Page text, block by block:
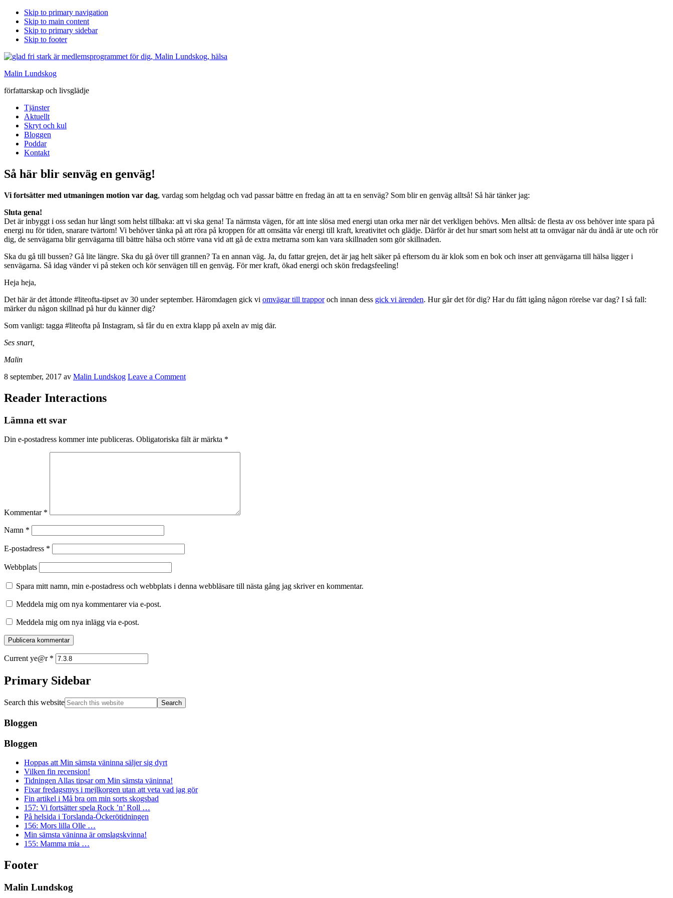
Skip to primary navigation
Skip to main content
Skip to primary sidebar
Skip to footer
Malin Lundskog
författarskap och livsglädje
Tjänster
Aktuellt
Skryt och kul
Bloggen
Poddar
Kontakt
Så här blir senväg en genväg!
Vi fortsätter med utmaningen motion var dag, vardag som helgdag och vad passar bättre en fredag än att ta en senväg? Som blir en genväg alltså! Så här tänker jag:
Sluta gena!
Det är inbyggt i oss sedan hur långt som helst tillbaka: att vi ska gena! Ta närmsta vägen, för att inte slösa med energi utan orka mer när det verkligen behövs. Men alltså: de flesta av oss behöver inte spara på
energi nu för tiden, snarare tvärtom! Vi behöver tänka på att röra på kroppen för att omsätta vår energi till kraft, kreativitet och glädje. Därför är det hur smart som helst att ta omvägar när du ändå är ute och rör
dig, de senvägarna blir genvägarna till bättre hälsa och större vana vid att gå de extra metrarna som kan vara skillnaden som gör skillnaden.
Ska du gå till bussen? Gå lite längre. Ska du gå över till grannen? Ta en annan väg. Ja, du fattar grejen, det är jag helt säker på eftersom du är klok som en bok och inser att genvägarna till hälsa ligger i
senvägarna. Så idag vänder vi på steken och kör senvägen till en genväg. För mer kraft, ökad energi och skön fredagsfeeling!
Heja heja,
Det här är det åttonde #liteofta-tipset av 30 under september. Häromdagen gick vi omvägar till trapporoch innan dess gick vi ärenden. Hur går det för dig? Har du fått igång någon rörelse var dag? I så fall:
märker du någon skillnad på hur du känner dig?
Som vanligt: tagga #liteofta på Instagram, så får du en extra klapp på axeln av mig där.
Ses snart,
Malin
8 september, 2017 av Malin Lundskog Leave a Comment
Reader Interactions
Lämna ett svar
Din e-postadress kommer inte publiceras. Obligatoriska fält är märkta *
Kommentar *
Namn *
E-postadress *
Webbplats
Spara mitt namn, min e-postadress och webbplats i denna webbläsare till nästa gång jag skriver en kommentar.
Meddela mig om nya kommentarer via e-post.
Meddela mig om nya inlägg via e-post.
Current ye@r *
Primary Sidebar
Search this website
Bloggen
Bloggen
Hoppas att Min sämsta väninna säljer sig dyrt
Vilken fin recension!
Tidningen Allas tipsar om Min sämsta väninna!
Fixar fredagsmys i mejlkorgen utan att veta vad jag gör
Fin artikel i Må bra om min sorts skogsbad
157: Vi fortsätter spela Rock ’n’ Roll …
På helsida i Torslanda-Öckerötidningen
156: Mors lilla Olle …
Min sämsta väninna är omslagskvinna!
155: Mamma mia …
Footer
Malin Lundskog